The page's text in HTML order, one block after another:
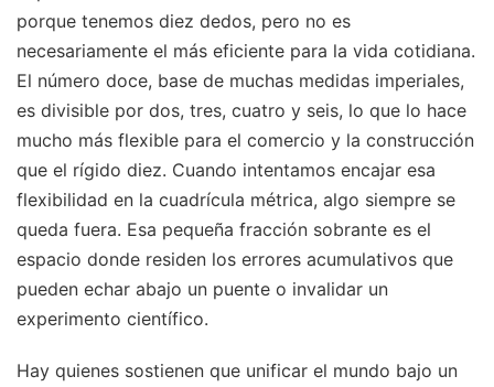
porque tenemos diez dedos, pero no es
necesariamente el más eficiente para la vida cotidiana.
El número doce, base de muchas medidas imperiales,
es divisible por dos, tres, cuatro y seis, lo que lo hace
mucho más flexible para el comercio y la construcción
que el rígido diez. Cuando intentamos encajar esa
flexibilidad en la cuadrícula métrica, algo siempre se
queda fuera. Esa pequeña fracción sobrante es el
espacio donde residen los errores acumulativos que
pueden echar abajo un puente o invalidar un
experimento científico.
Hay quienes sostienen que unificar el mundo bajo un